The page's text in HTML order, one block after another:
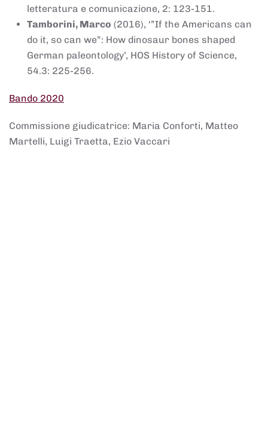
letteratura e comunicazione, 2: 123-151.
Tamborini, Marco (2016), ‘”If the Americans can
do it, so can we”: How dinosaur bones shaped
German paleontology’, HOS History of Science,
54.3: 225-256.
Bando 2020
Commissione giudicatrice: Maria Conforti, Matteo
Martelli, Luigi Traetta, Ezio Vaccari